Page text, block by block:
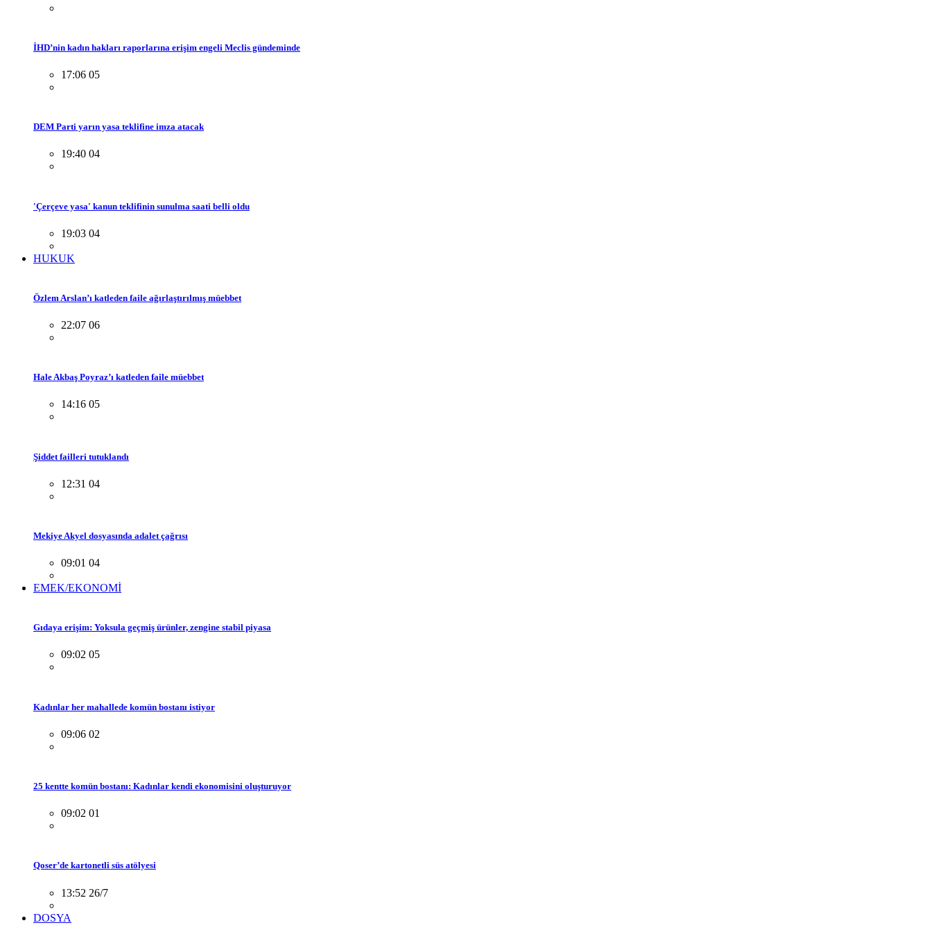
İHD’nin kadın hakları raporlarına erişim engeli Meclis gündeminde
17:06 05
DEM Parti yarın yasa teklifine imza atacak
19:40 04
'Çerçeve yasa' kanun teklifinin sunulma saati belli oldu
19:03 04
HUKUK
Özlem Arslan’ı katleden faile ağırlaştırılmış müebbet
22:07 06
Hale Akbaş Poyraz’ı katleden faile müebbet
14:16 05
Şiddet failleri tutuklandı
12:31 04
Mekiye Akyel dosyasında adalet çağrısı
09:01 04
EMEK/EKONOMİ
Gıdaya erişim: Yoksula geçmiş ürünler, zengine stabil piyasa
09:02 05
Kadınlar her mahallede komün bostanı istiyor
09:06 02
25 kentte komün bostanı: Kadınlar kendi ekonomisini oluşturuyor
09:02 01
Qoser’de kartonetli süs atölyesi
13:52 26/7
DOSYA